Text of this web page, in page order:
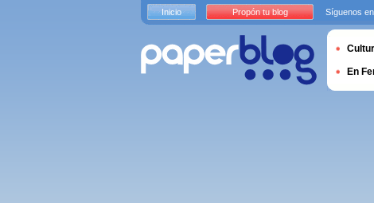
Inicio Propón tu blog Síguenos en
En